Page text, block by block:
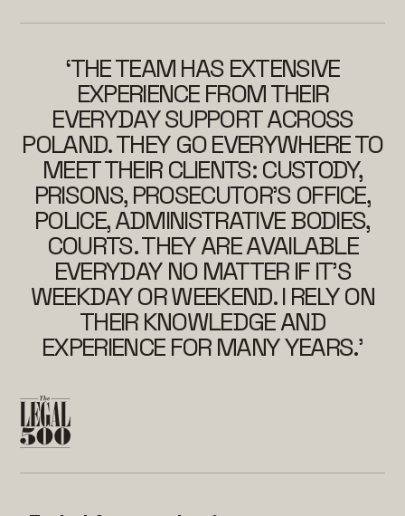
‘THE TEAM HAS EXTENSIVE
EXPERIENCE FROM THEIR
EVERYDAY SUPPORT ACROSS
POLAND. THEY GO EVERYWHERE TO
MEET THEIR CLIENTS: CUSTODY,
PRISONS, PROSECUTOR’S OFFICE,
POLICE, ADMINISTRATIVE BODIES,
COURTS. THEY ARE AVAILABLE
EVERYDAY NO MATTER IF IT’S
WEEKDAY OR WEEKEND. I RELY ON
THEIR KNOWLEDGE AND
EXPERIENCE FOR MANY YEARS.’